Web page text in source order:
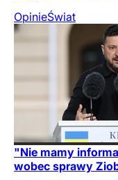
OpinieŚwiat
"Nie mamy
wobec sprawy